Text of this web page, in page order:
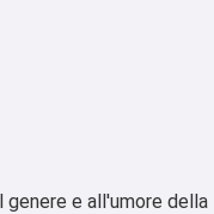
e all'umore della